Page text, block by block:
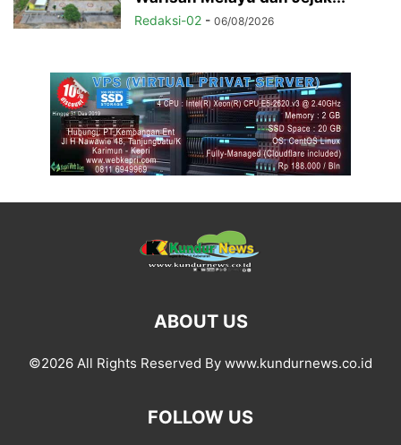
Redaksi-02 - 06/08/2026
ABOUT US
©2026 All Rights Reserved By www.kundurnews.co.id
FOLLOW US